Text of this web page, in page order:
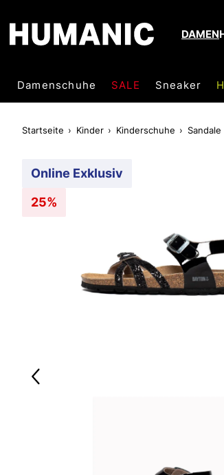
DAMEN
Damenschuhe SALE Sneaker
Startseite Kinder Kinderschuhe Sandale
Online Exklusiv
25%